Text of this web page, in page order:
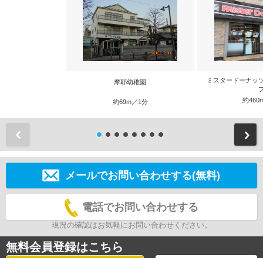
摩耶幼稚園
約69m／1分
ミスタードーナッ
約
メールでお問い合わせする(無料)
電話でお問い合わせする
現況の確認はお気軽にお問い合わせください。
無料会員登録はこちら